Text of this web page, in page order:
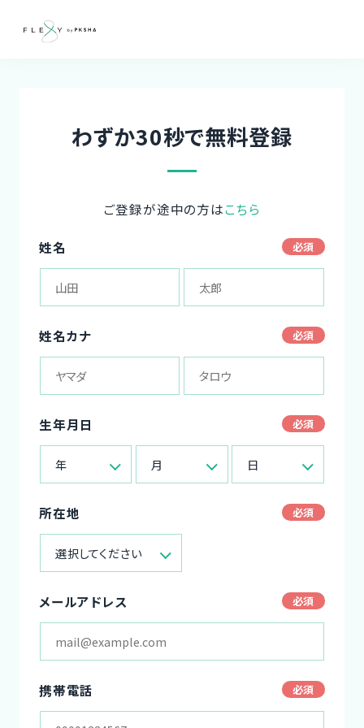
わずか30秒で無料登録
ご登録が途中の方はこちら
姓名
姓名カナ
生年月日
年 月 日
所在地
選択してください
メールアドレス
携帯電話